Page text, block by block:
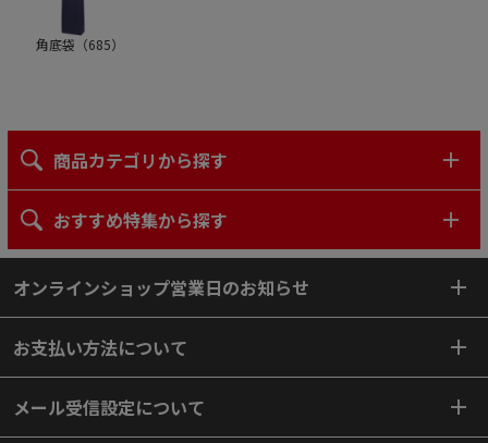
角底袋（685）
商品カテゴリから探す
おすすめ特集から探す
オンラインショップ営業日のお知らせ
お支払い方法について
メール受信設定について